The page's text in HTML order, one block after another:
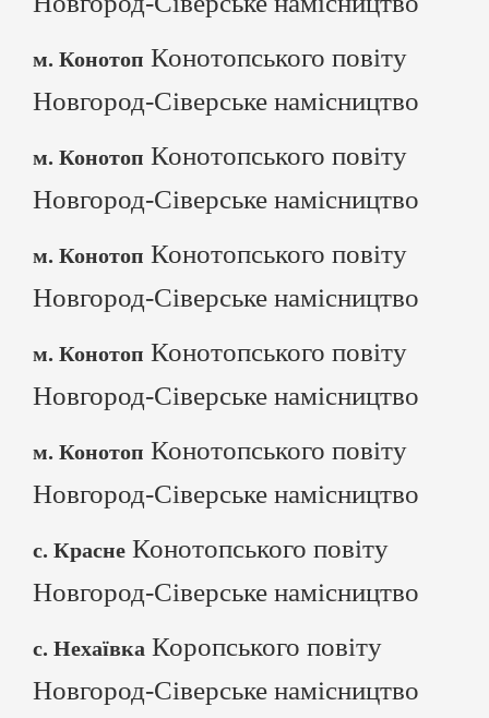
м. Конотоп Конотопського повіту
Новгород-Сіверське намісництво
м. Конотоп Конотопського повіту
Новгород-Сіверське намісництво
м. Конотоп Конотопського повіту
Новгород-Сіверське намісництво
м. Конотоп Конотопського повіту
Новгород-Сіверське намісництво
м. Конотоп Конотопського повіту
Новгород-Сіверське намісництво
с. Красне Конотопського повіту
Новгород-Сіверське намісництво
с. Нехаївка Коропського повіту
Новгород-Сіверське намісництво